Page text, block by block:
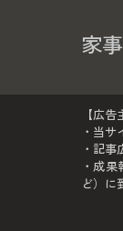
家
【広
・当
・記
・成
ど）に